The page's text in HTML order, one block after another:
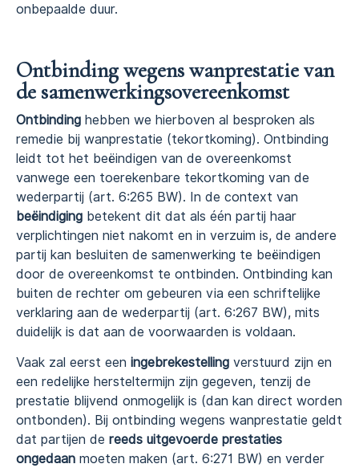
onbepaalde duur.
Ontbinding wegens wanprestatie van
de samenwerkingsovereenkomst
Ontbinding hebben we hierboven al besproken als
remedie bij wanprestatie (tekortkoming). Ontbinding
leidt tot het beëindigen van de overeenkomst
vanwege een toerekenbare tekortkoming van de
wederpartij (art. 6:265 BW). In de context van
beëindiging betekent dit dat als één partij haar
verplichtingen niet nakomt en in verzuim is, de andere
partij kan besluiten de samenwerking te beëindigen
door de overeenkomst te ontbinden. Ontbinding kan
buiten de rechter om gebeuren via een schriftelijke
verklaring aan de wederpartij (art. 6:267 BW), mits
duidelijk is dat aan de voorwaarden is voldaan.
Vaak zal eerst een ingebrekestelling verstuurd zijn en
een redelijke hersteltermijn zijn gegeven, tenzij de
prestatie blijvend onmogelijk is (dan kan direct worden
ontbonden). Bij ontbinding wegens wanprestatie geldt
dat partijen de reeds uitgevoerde prestaties
ongedaan moeten maken (art. 6:271 BW) en verder